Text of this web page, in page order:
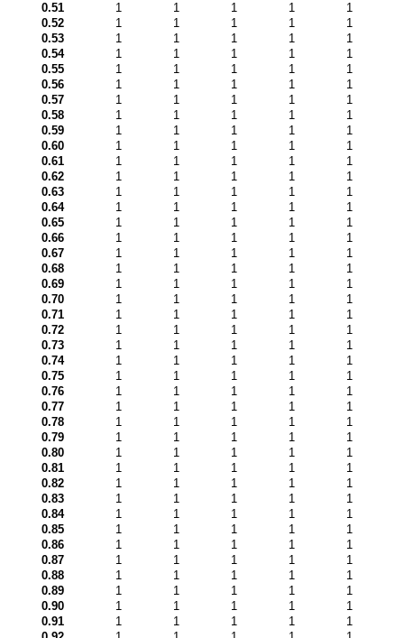
0.51
1 1 1 1
1
0.52
1 1 1 1
1
0.53
1 1 1 1
1
0.54
1 1 1 1
1
0.55
1 1 1 1
1
0.56
1 1 1 1
1
0.57
1 1 1 1
1
0.58
1 1 1 1
1
0.59
1 1 1 1
1
0.60
1 1 1 1
1
0.61
1 1 1 1
1
0.62
1 1 1 1
1
0.63
1 1 1 1
1
0.64
1 1 1 1
1
0.65
1 1 1 1
1
0.66
1 1 1 1
1
0.67
1 1 1 1
1
0.68
1 1 1 1
1
0.69
1 1 1 1
1
0.70
1 1 1 1
1
0.71
1 1 1 1
1
0.72
1 1 1 1
1
0.73
1 1 1 1
1
0.74
1 1 1 1
1
0.75
1 1 1 1
1
0.76
1 1 1 1
1
0.77
1 1 1 1
1
0.78
1 1 1 1
1
0.79
1 1 1 1
1
0.80
1 1 1 1
1
0.81
1 1 1 1
1
0.82
1 1 1 1
1
0.83
1 1 1 1
1
0.84
1 1 1 1
1
0.85
1 1 1 1
1
0.86
1 1 1 1
1
0.87
1 1 1 1
1
0.88
1 1 1 1
1
0.89
1 1 1 1
1
0.90
1 1 1 1
1
0.91
1 1 1 1
1